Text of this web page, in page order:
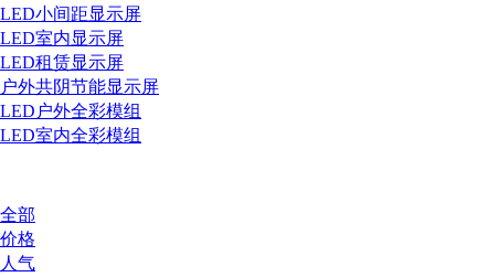
LED小间距显示屏
LED室内显示屏
LED租赁显示屏
户外共阴节能显示屏
LED户外全彩模组
LED室内全彩模组
全部
价格
人气